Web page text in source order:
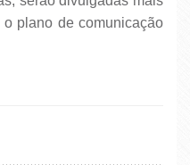
plano de comunicação